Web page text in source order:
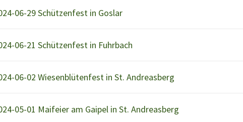
06-29 Schützenfest in Goslar
06-21 Schützenfest in Fuhrbach
06-02 Wiesenblütenfest in St. Andreasberg
05-01 Maifeier am Gaipel in St. Andreasberg